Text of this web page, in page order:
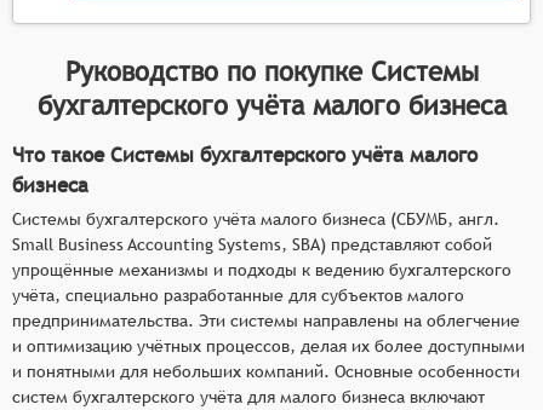
Руководство по покупке Системы
бухгалтерского учёта малого бизнеса
Что такое Системы бухгалтерского учёта малого
бизнеса
Системы бухгалтерского учёта малого бизнеса (СБУМБ, англ.
Small Business Accounting Systems, SBA) представляют собой
упрощённые механизмы и подходы к ведению бухгалтерского
учёта, специально разработанные для субъектов малого
предпринимательства. Эти системы направлены на облегчение
и оптимизацию учётных процессов, делая их более доступными
и понятными для небольших компаний. Основные особенности
систем бухгалтерского учёта для малого бизнеса включают